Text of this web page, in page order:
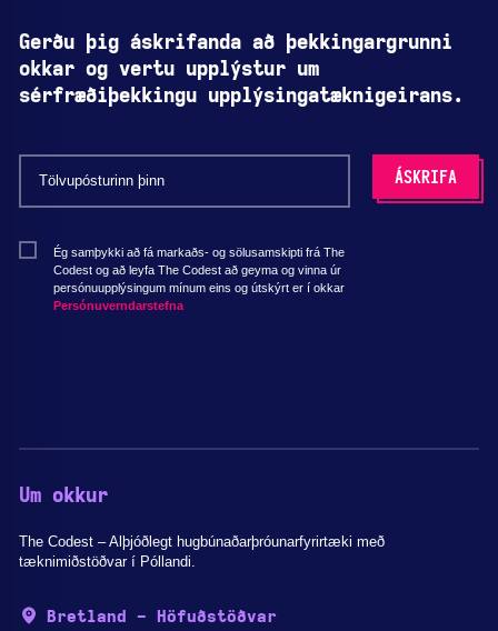
Gerðu þig áskrifanda að þekkingargrunni
okkar og vertu upplýstur um
sérfræðiþekkingu upplýsingatæknigeirans.
Ég samþykki að fá markaðs- og sölusamskipti frá The
Codest og að leyfa The Codest að geyma og vinna úr
persónuupplýsingum mínum eins og útskýrt er í okkar
Persónuverndarstefna
Um okkur
The Codest – Alþjóðlegt hugbúnaðarþróunarfyrirtæki með
tæknimiðstöðvar í Póllandi.
Bretland - Höfuðstöðvar